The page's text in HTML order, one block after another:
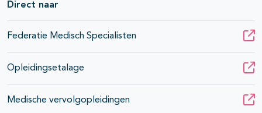
Direct naar
Federatie Medisch Specialisten
Opleidingsetalage
Medische vervolgopleidingen